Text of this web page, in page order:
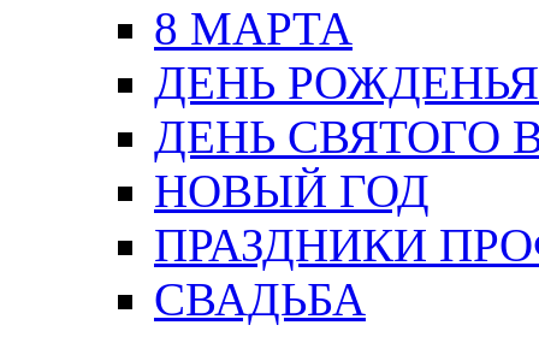
8 МАРТА
ДЕНЬ РОЖДЕНЬЯ
ДЕНЬ СВЯТОГО
НОВЫЙ ГОД
ПРАЗДНИКИ
СВАДЬБА